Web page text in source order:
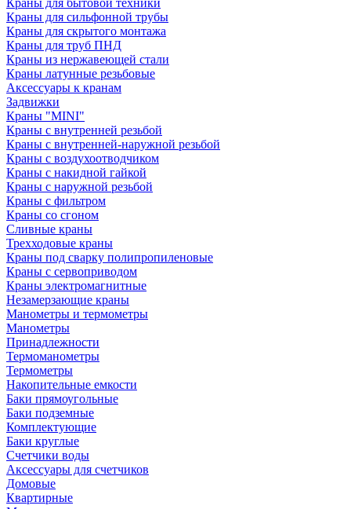
Краны для сильфонной трубы
Краны для скрытого монтажа
Краны для труб ПНД
Краны из нержавеющей стали
Краны латунные резьбовые
Аксессуары к кранам
Задвижки
Краны "MINI"
Краны с внутренней резьбой
Краны с внутренней-наружной резьбой
Краны с воздухоотводчиком
Краны с накидной гайкой
Краны с наружной резьбой
Краны с фильтром
Краны со сгоном
Сливные краны
Трехходовые краны
Краны под сварку полипропиленовые
Краны с сервоприводом
Краны электромагнитные
Незамерзающие краны
Манометры и термометры
Манометры
Принадлежности
Термоманометры
Термометры
Накопительные емкости
Баки прямоугольные
Баки подземные
Комплектующие
Баки круглые
Счетчики воды
Аксессуары для счетчиков
Домовые
Квартирные